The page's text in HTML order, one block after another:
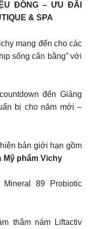
ĐỒNG – ƯU ĐÃI
& SPA
mang đến cho các
sống cân bằng” với
đến Giáng
bị cho năm mới –
bản giới hạn gồm
Mỹ phẩm Vichy
89 Probiotic
thâm nám Liftactiv